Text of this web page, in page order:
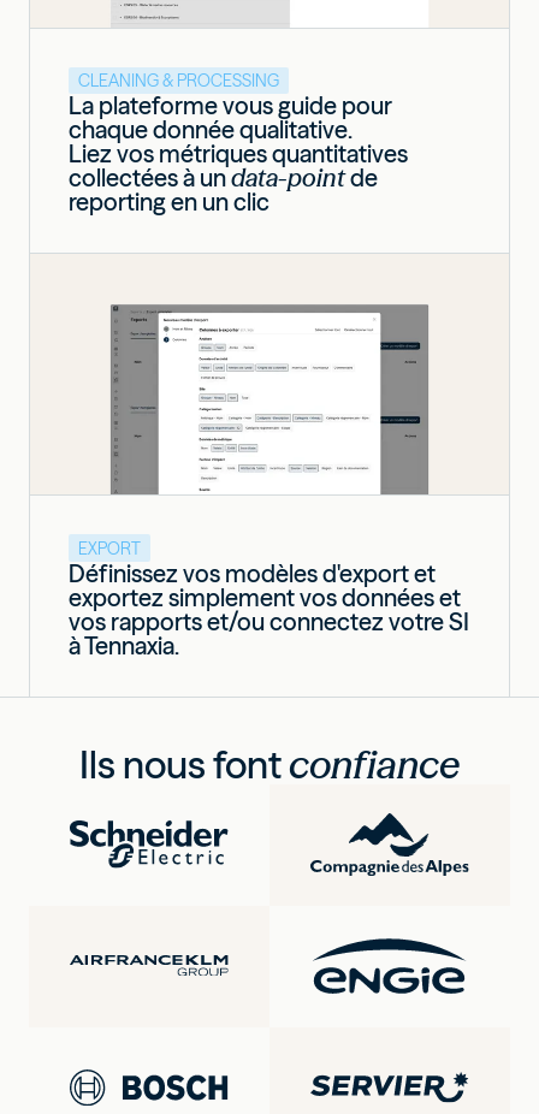
CLEANING & PROCESSING
La plateforme vous guide pour
chaque donnée qualitative.
Liez vos métriques quantitatives
collectées à undata-pointde
reporting en un clic
EXPORT
Définissez vos modèles d'export et
exportez simplement vos données et
vos rapports et/ou connectez votre SI
à Tennaxia.
Ils nous fontconfiance